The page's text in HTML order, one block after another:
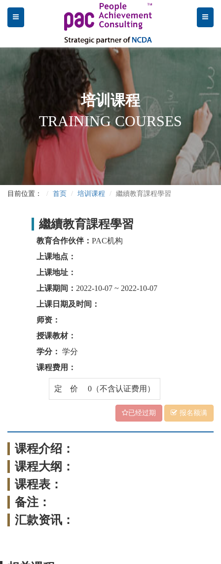
培训课程
TRAINING COURSES
目前位置： 首页 培训课程 繼續教育課程學習
繼續教育課程學習
教育合作伙伴： PAC机构
上课地点：
上课地址：
上课期间： 2022-10-07 ~ 2022-10-07
上课日期及时间：
师资：
授课教材：
学分： 学分
课程费用：
定 价 0（不含认证费用）
已经过期 报名额满
课程介绍：
课程大纲：
课程表：
备注：
汇款资讯：